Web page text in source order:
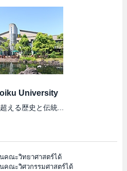
University
える歴史と伝統...
คณะวิทยาศาสตร์ได้
คณะวิศวกรรมศาสตร์ได้